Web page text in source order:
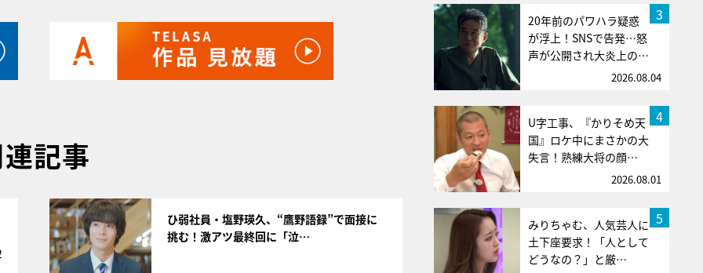
記事
ひ弱社員・塩野瑛久、“鷹野語録”で面接に
挑む！激アツ最終回に「泣…
3
20年前のパワハラ疑惑
が浮上！SNSで告発…怒
声が公開され大炎上の…
2026.08.04
4
U字工事、『かりそめ天
国』ロケ中にまさかの大
失言！熟練大将の顔…
2026.08.01
5
みりちゃむ、人気芸人に
土下座要求！「人として
どうなの？」と厳…